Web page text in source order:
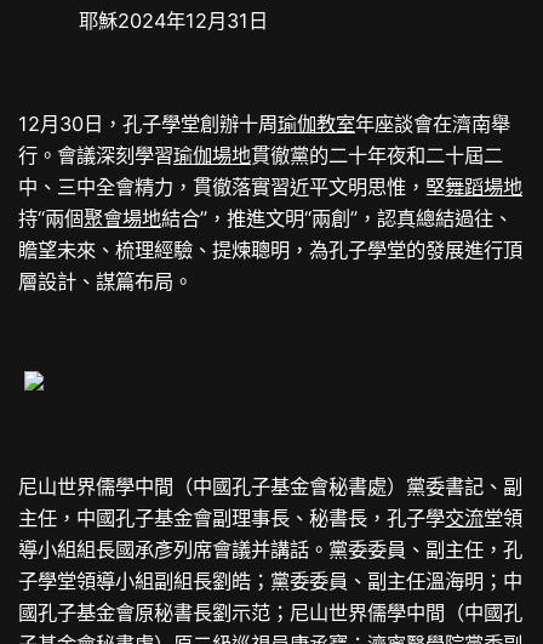
耶穌2024年12月31日
12月30日，孔子學堂創辦十周瑜伽教室年座談會在濟南舉
行。會議深刻學習瑜伽場地貫徹黨的二十年夜和二十屆二
中、三中全會精力，貫徹落實習近平文明思惟，堅舞蹈場地
持“兩個聚會場地結合”，推進文明“兩創”，認真總結過往、
瞻望未來、梳理經驗、提煉聰明，為孔子學堂的發展進行頂
層設計、謀篇布局。
尼山世界儒學中間（中國孔子基金會秘書處）黨委書記、副
主任，中國孔子基金會副理事長、秘書長，孔子學交流堂領
導小組組長國承彥列席會議并講話。黨委委員、副主任，孔
子學堂領導小組副組長劉皓；黨委委員、副主任溫海明；中
國孔子基金會原秘書長劉示范；尼山世界儒學中間（中國孔